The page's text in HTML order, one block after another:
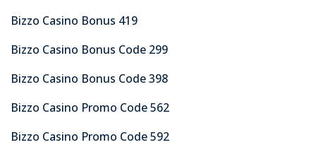
Bizzo Casino Bonus 419
Bizzo Casino Bonus Code 299
Bizzo Casino Bonus Code 398
Bizzo Casino Promo Code 562
Bizzo Casino Promo Code 592